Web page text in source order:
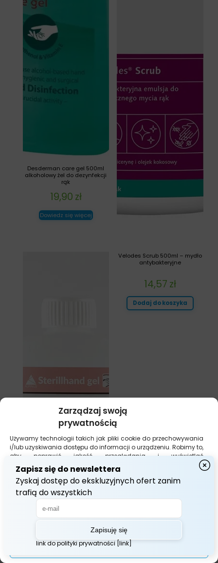
Zarządzaj swoją
prywatnością
Używamy technologii takich jak pliki cookie do przechowywania
i/lub uzyskiwania dostępu do informacji o urządzeniu. Robimy to,
aby poprawić jakość przeglądania i wyświetlać
(nie)spersonalizowane reklamy. Wyrażenie zgody na te
technologie umożliwi nam przetwarzanie danych, takich jak
zachowanie podczas przeglądania lub unikalne identyfikatory
na tej stronie. Brak wyrażenia zgody lub jej wycofanie może
niekorzystnie wpłynąć na niektóre cechy i funkcje.
Akceptuj Wszystko
Zarządzaj opcjami
Velodes Scrub 500ml – mydło
antybakteryjne
14,57 zł
Dodaj do koszyka
Desderman care gel 500ml
alkoholowy żel do dezynfekcji
rąk
19,90 zł
Dowiedz się więcej